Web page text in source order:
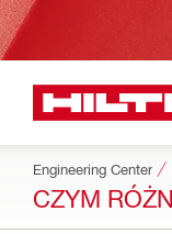
Engineering Center
CZYM